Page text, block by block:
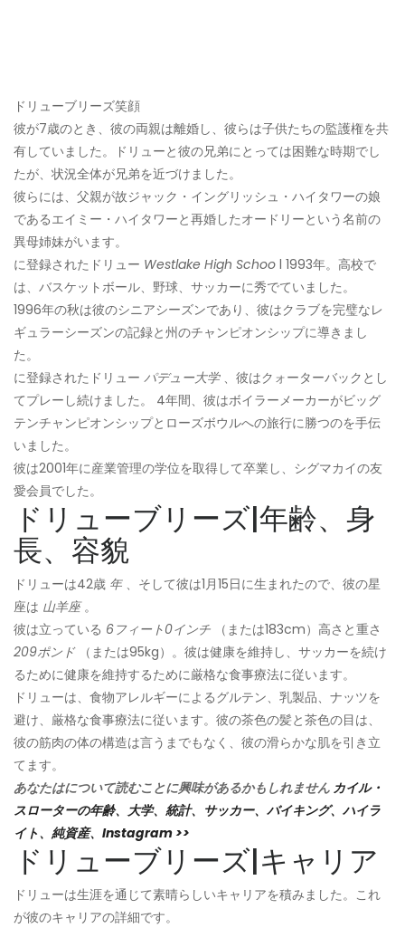
ドリューブリーズ笑顔
彼が7歳のとき、彼の両親は離婚し、彼らは子供たちの監護権を共
有していました。ドリューと彼の兄弟にとっては困難な時期でし
たが、状況全体が兄弟を近づけました。
彼らには、父親が故ジャック・イングリッシュ・ハイタワーの娘
であるエイミー・ハイタワーと再婚したオードリーという名前の
異母姉妹がいます。
に登録されたドリュー Westlake High Schoo l 1993年。高校で
は、バスケットボール、野球、サッカーに秀でていました。
1996年の秋は彼のシニアシーズンであり、彼はクラブを完璧なレ
ギュラーシーズンの記録と州のチャンピオンシップに導きまし
た。
に登録されたドリュー パデュー大学、彼はクォーターバックとし
てプレーし続けました。 4年間、彼はボイラーメーカーがビッグ
テンチャンピオンシップとローズボウルへの旅行に勝つのを手伝
いました。
彼は2001年に産業管理の学位を取得して卒業し、シグマカイの友
愛会員でした。
ドリューブリーズ|年齢、身
長、容貌
ドリューは42歳 年、そして彼は1月15日に生まれたので、彼の星
座は 山羊座。
彼は立っている 6フィート0インチ （または183cm）高さと重さ
209ポンド（または95kg）。彼は健康を維持し、サッカーを続け
るために健康を維持するために厳格な食事療法に従います。
ドリューは、食物アレルギーによるグルテン、乳製品、ナッツを
避け、厳格な食事療法に従います。彼の茶色の髪と茶色の目は、
彼の筋肉の体の構造は言うまでもなく、彼の滑らかな肌を引き立
てます。
あなたはについて読むことに興味があるかもしれません カイル・
スローターの年齢、大学、統計、サッカー、バイキング、ハイラ
イト、純資産、Instagram >>
ドリューブリーズ|キャリア
ドリューは生涯を通じて素晴らしいキャリアを積みました。これ
が彼のキャリアの詳細です。